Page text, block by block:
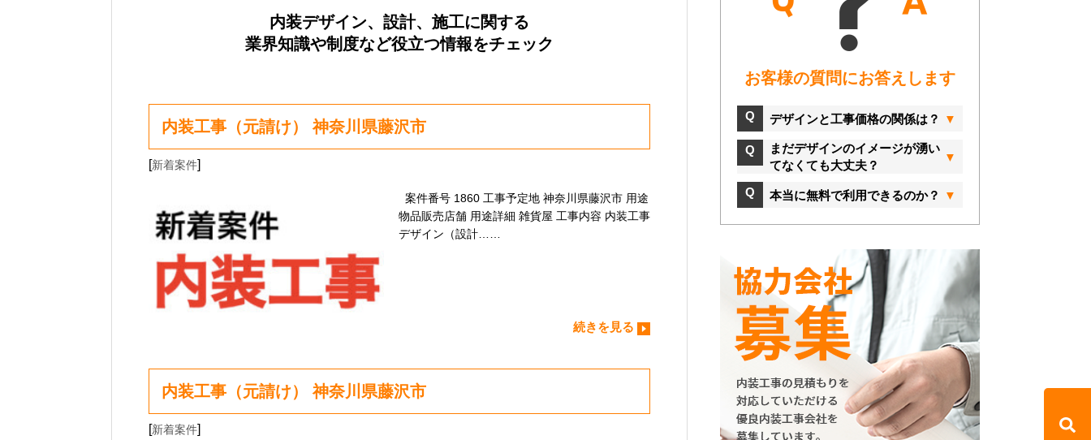
内装デザイン、設計、施工に関する
業界知識や制度など役立つ情報をチェック
内装工事（元請け） 神奈川県藤沢市
[新着案件]
案件番号 1860 工事予定地 神奈川県藤沢市 用途
物品販売店舗 用途詳細 雑貨屋 工事内容 内装工事
デザイン（設計……
続きを見る
内装工事（元請け） 神奈川県藤沢市
[新着案件]
お客様の質問にお答えします
デザインと工事価格の関係は？
まだデザインのイメージが湧い
てなくても大丈夫？
本当に無料で利用できるのか？